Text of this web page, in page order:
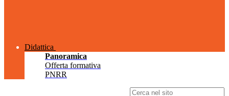
Didattica
Panoramica
Offerta formativa
PNRR